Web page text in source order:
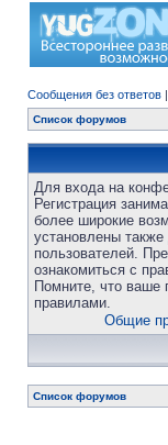
Сообщения без ответов |
Список форумов
Для входа на
Регистрация
более широкие
установлены
пользователей.
ознакомиться с
Помните, что ваше
правилами.
Общие
Список форумов